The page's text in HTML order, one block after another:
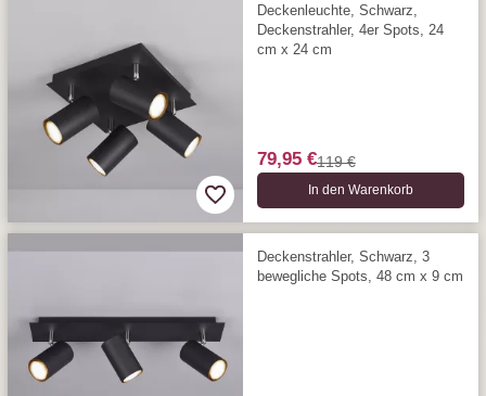
Deckenleuchte, Schwarz,
Deckenstrahler, 4er Spots, 24
cm x 24 cm
79,95 €119 €
In den Warenkorb
Deckenstrahler, Schwarz, 3
bewegliche Spots, 48 cm x 9 cm